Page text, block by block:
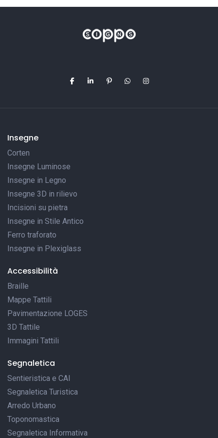
Insegne
Corten
Insegne Luminose
Insegne in Legno
Insegne 3D in rilievo
Incisioni su pietra
Insegne in Stile Antico
Ferro traforato
Insegne in Plexiglass
Accessibilità
Braille
Mappe Tattili
Pavimentazione LOGES
3D Tattile
Immagini Tattili
Segnaletica
Sentieristica e CAI
Segnaletica Turistica
Arredo Urbano
Toponomastica
Segnaletica Informativa